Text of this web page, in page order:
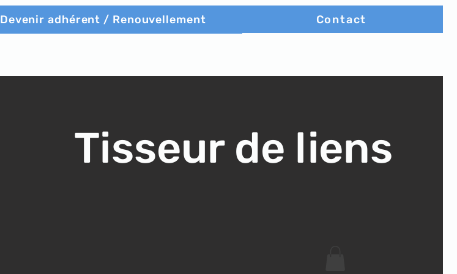
Devenir adhérent / Renouvellement Contact
Tisseur de liens